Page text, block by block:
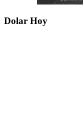
Dolar Hoy